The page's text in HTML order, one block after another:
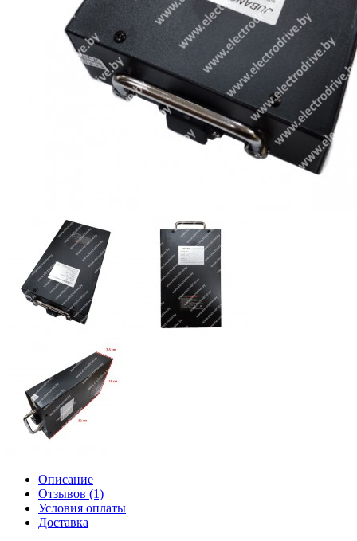
Описание
Отзывов (1)
Условия оплаты
Доставка